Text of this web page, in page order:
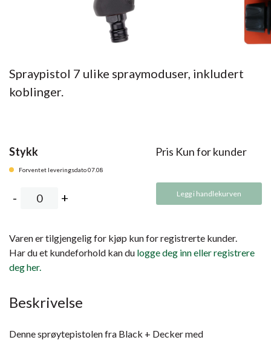
Spraypistol 7 ulike spraymoduser, inkludert
koblinger.
Stykk
Forventet leveringsdato 07.08
Pris Kun for kunder
Legg i handlekurven
Varen er tilgjengelig for kjøp kun for registrerte kunder.
Har du et kundeforhold kan du logge deg inn eller registrere
deg her.
Beskrivelse
Denne sprøytepistolen fra Black + Decker med